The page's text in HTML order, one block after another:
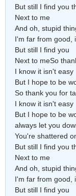
But still I find you
Next to me
And oh, stupid
I'm far from good,
But still I find you
Next to meSo
I know it isn't easy
But I hope to be
So thank you for
I know it isn't easy
But I hope to be
always let you
You're shattered
But still I find you
Next to me
And oh, stupid
I'm far from good,
But still I find you